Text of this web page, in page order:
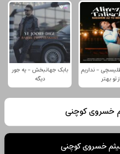
- نداریم
از تو بهتر
بابک جهانبخش - یه جور
دیگه
خسروی کوچنی
خسروی کوچنی